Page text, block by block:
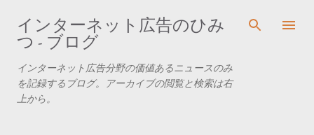
スキップしてメイン コンテンツに移動
インターネット広告のひみ
つ - ブログ
インターネット広告分野の価値あるニュースのみ
を記録するブログ。アーカイブの閲覧と検索は右
上から。